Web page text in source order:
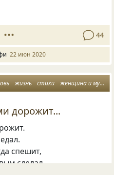
44
22 июн 2020
жизнь стихи женщина и мужчина
дорожит...
спешит,
сделал.